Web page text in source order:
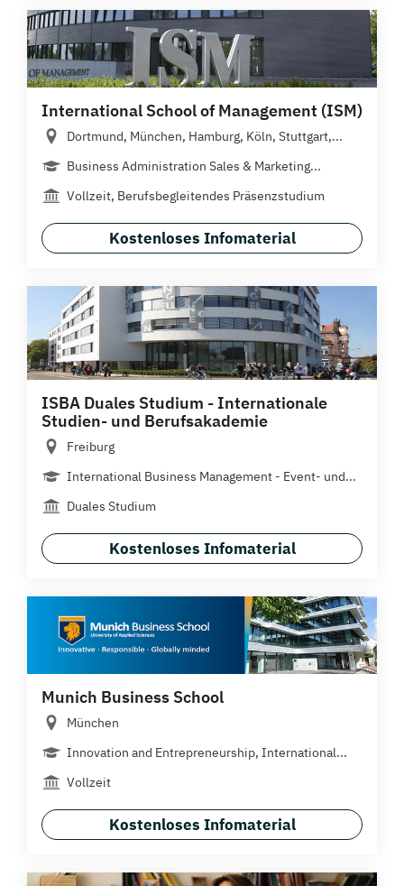
International School of Management (ISM)
Dortmund, München, Hamburg, Köln, Stuttgart,...
Business Administration Sales & Marketing...
Vollzeit, Berufsbegleitendes Präsenzstudium
Kostenloses Infomaterial
ISBA Duales Studium - Internationale
Studien- und Berufsakademie
Freiburg
International Business Management - Event- und...
Duales Studium
Kostenloses Infomaterial
Munich Business School
München
Innovation and Entrepreneurship, International...
Vollzeit
Kostenloses Infomaterial